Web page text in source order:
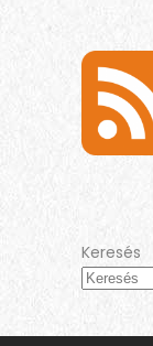
Keresés